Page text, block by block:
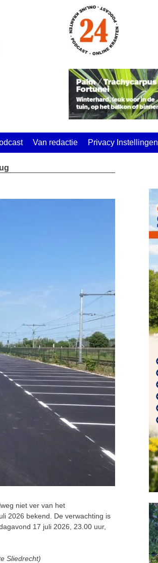
Van redactie Privacy Instellingen
niet ver van het
2026 bekend. De verwachting is
17 juli 2026, 23.00 uur,
Sliedrecht)